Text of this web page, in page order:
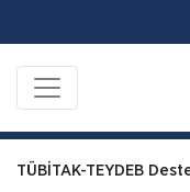
TÜBİTAK-TEYDEB